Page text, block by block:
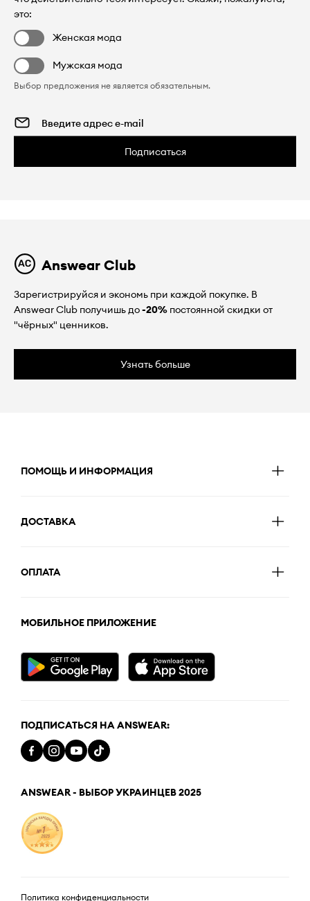
это:
Женская мода
Мужская мода
Выбор предложения не является обязательным.
Подписаться
Answear Club
Зарегистрируйся и экономь при каждой покупке. В
Answear Club получишь до-20% постоянной скидки от
"чёрных" ценников.
Узнать больше
ПОМОЩЬ И ИНФОРМАЦИЯ
ДОСТАВКА
ОПЛАТА
МОБИЛЬНОЕ ПРИЛОЖЕНИЕ
ПОДПИСАТЬСЯ НА ANSWEAR:
ANSWEAR - ВЫБОР УКРАИНЦЕВ 2025
Политика конфиденциальности